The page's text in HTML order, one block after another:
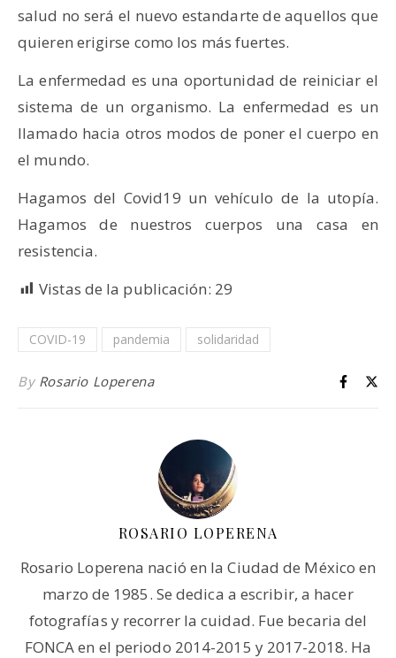
salud no será el nuevo estandarte de aquellos que
quieren erigirse como los más fuertes.
La enfermedad es una oportunidad de reiniciar el
sistema de un organismo. La enfermedad es un
llamado hacia otros modos de poner el cuerpo en
el mundo.
Hagamos del Covid19 un vehículo de la utopía.
Hagamos de nuestros cuerpos una casa en
resistencia.
Vistas de la publicación: 29
COVID-19 pandemia solidaridad
By Rosario Loperena
ROSARIO LOPERENA
Rosario Loperena nació en la Ciudad de México en
marzo de 1985. Se dedica a escribir, a hacer
fotografías y recorrer la cuidad. Fue becaria del
FONCA en el periodo 2014-2015 y 2017-2018. Ha